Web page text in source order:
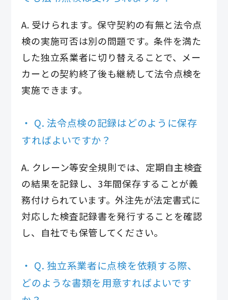
A. 受けられます。保守契約の有無と法令点
検の実施可否は別の問題です。条件を満た
した独立系業者に切り替えることで、メー
カーとの契約終了後も継続して法令点検を
実施できます。
Q. 法令点検の記録はどのように保存
すればよいですか？
A. クレーン等安全規則では、定期自主検査
の結果を記録し、3年間保存することが義
務付けられています。外注先が法定書式に
対応した検査記録書を発行することを確認
し、自社でも保管してください。
Q. 独立系業者に点検を依頼する際、
どのような書類を用意すればよいです